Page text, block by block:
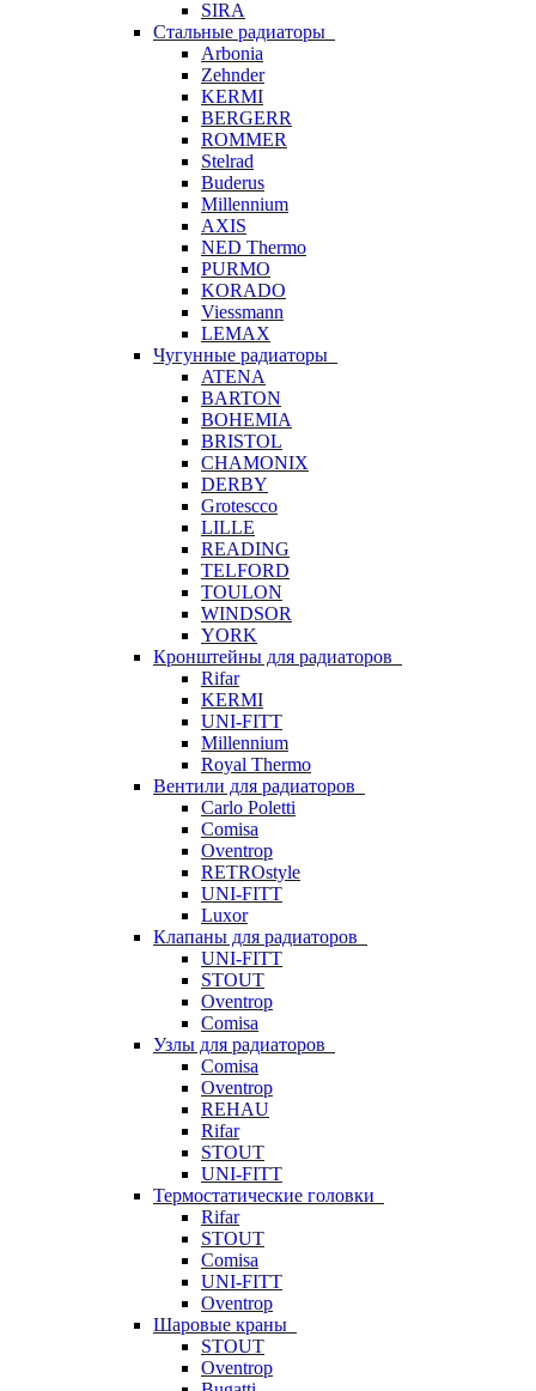
SIRA
Стальные радиаторы
Arbonia
Zehnder
KERMI
BERGERR
ROMMER
Stelrad
Buderus
Millennium
AXIS
NED Thermo
PURMO
KORADO
Viessmann
LEMAX
Чугунные радиаторы
ATENA
BARTON
BOHEMIA
BRISTOL
CHAMONIX
DERBY
Grotescco
LILLE
READING
TELFORD
TOULON
WINDSOR
YORK
Кронштейны для радиаторов
Rifar
KERMI
UNI-FITT
Millennium
Royal Thermo
Вентили для радиаторов
Carlo Poletti
Comisa
Oventrop
RETROstyle
UNI-FITT
Luxor
Клапаны для радиаторов
UNI-FITT
STOUT
Oventrop
Comisa
Узлы для радиаторов
Comisa
Oventrop
REHAU
Rifar
STOUT
UNI-FITT
Термостатические головки
Rifar
STOUT
Comisa
UNI-FITT
Oventrop
Шаровые краны
STOUT
Oventrop